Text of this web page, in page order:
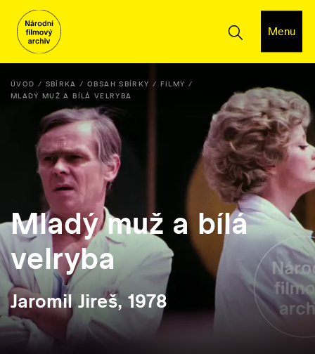
Menu
ÚVOD SBÍRKA OBSAH SBÍRKY
FILMY
MLADÝ MUŽ A BÍLÁ VELRYBA
Mladý muž a bílá
velryba
Jaromil Jireš, 1978